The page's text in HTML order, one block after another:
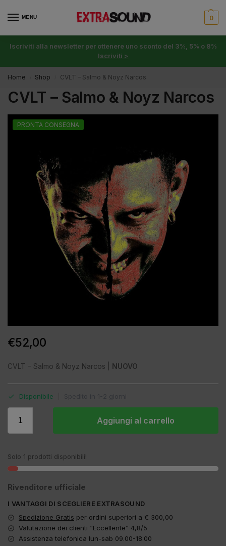
MENU 0
Iscriviti alla newsletter per ottenere uno sconto del 3%, 5% o 8%
Iscriviti >
Home Shop CVLT – Salmo & Noyz Narcos
CVLT – Salmo & Noyz Narcos
PRONTA CONSEGNA
€52,00
CVLT – Salmo & Noyz Narcos | NUOVO
Disponibile
Aggiungi al carrello
Solo 1 prodotti disponibili!
Rivenditore ufficiale
I VANTAGGI DI SCEGLIERE EXTRASOUND
Spedizione Gratis per ordini superiori a € 300,00
Valutazione dei clienti “Eccellente” 4,8/5
Assistenza telefonica lun-sab 09.00-18.00